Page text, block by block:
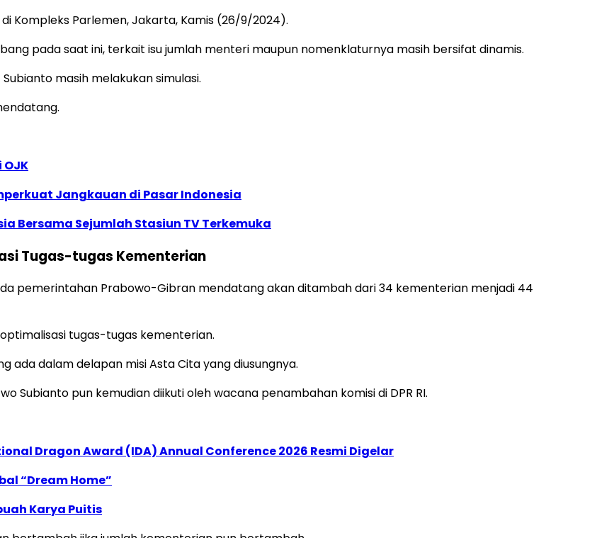
Kompleks Parlemen, Jakarta, Kamis (26/9/2024).
pada saat ini, terkait isu jumlah menteri maupun nomenklaturnya masih bersifat dinamis.
masih melakukan simulasi.
Jangkauan di Pasar Indonesia
Bersama Sejumlah Stasiun TV Terkemuka
Tugas-tugas Kementerian
pemerintahan Prabowo-Gibran mendatang akan ditambah dari 34 kementerian menjadi 44
tugas-tugas kementerian.
ada dalam delapan misi Asta Cita yang diusungnya.
pun kemudian diikuti oleh wacana penambahan komisi di DPR RI.
Dragon Award (IDA) Annual Conference 2026 Resmi Digelar
“Dream Home”
Karya Puitis